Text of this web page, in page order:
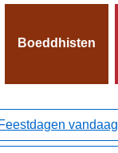
Boeddhisten
Feestdagen vandaag